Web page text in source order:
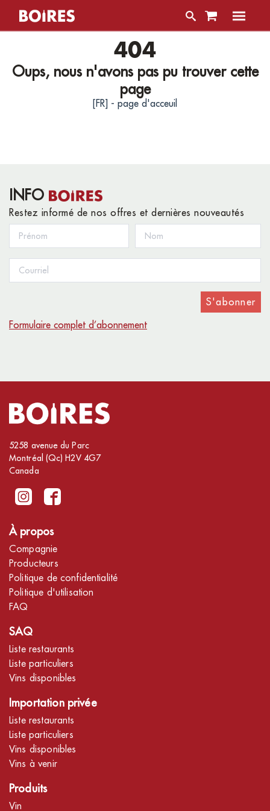
404
Oups, nous n'avons pas pu trouver cette
page
[FR] - page d'acceuil
INFO
Restez informé de nos offres et dernières nouveautés
S'abonner
Formulaire complet d’abonnement
5258 avenue du Parc
Montréal (Qc) H2V 4G7
Canada
À propos
Compagnie
Producteurs
Politique de confidentialité
Politique d'utilisation
FAQ
SAQ
Liste restaurants
Liste particuliers
Vins disponibles
Importation privée
Liste restaurants
Liste particuliers
Vins disponibles
Vins à venir
Produits
Vin